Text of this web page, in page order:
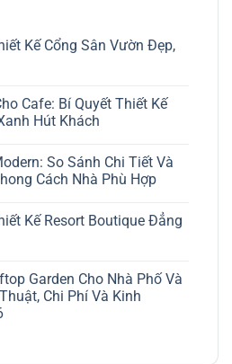
Kế Cổng Sân Vườn Đẹp,
Cafe: Bí Quyết Thiết Kế
Hút Khách
So Sánh Chi Tiết Và
Cách Nhà Phù Hợp
Kế Resort Boutique Đẳng
Garden Cho Nhà Phố Và
Chi Phí Và Kinh